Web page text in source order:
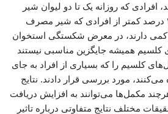
که روزانه یک تا دو لیوان شیر
مصرف می‌کنند، تا ۴۳ درصد کمتر از افرادی که شیر مصرف
کمی دارند، در معرض شکستگی استخوان
کلسیم همیشه جایگزین مناسبی نیستند
کلسیم را که بسیاری از افراد به جای
مورد بررسی قرار دادند. نتایج
مکمل‌ها می‌توانند به افزایش دریافت
مختلف نتایج متفاوتی درباره تاثیر